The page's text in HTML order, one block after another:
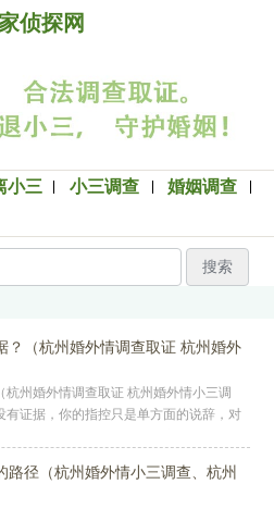
侦探网
小三 小三调查
婚姻调查
搜索
？（杭州婚外情调查取证 杭州婚外
州婚外情调查取证 杭州婚外情小三调
证据，你的指控只是单方面的说辞，对
路径（杭州婚外情小三调查、杭州